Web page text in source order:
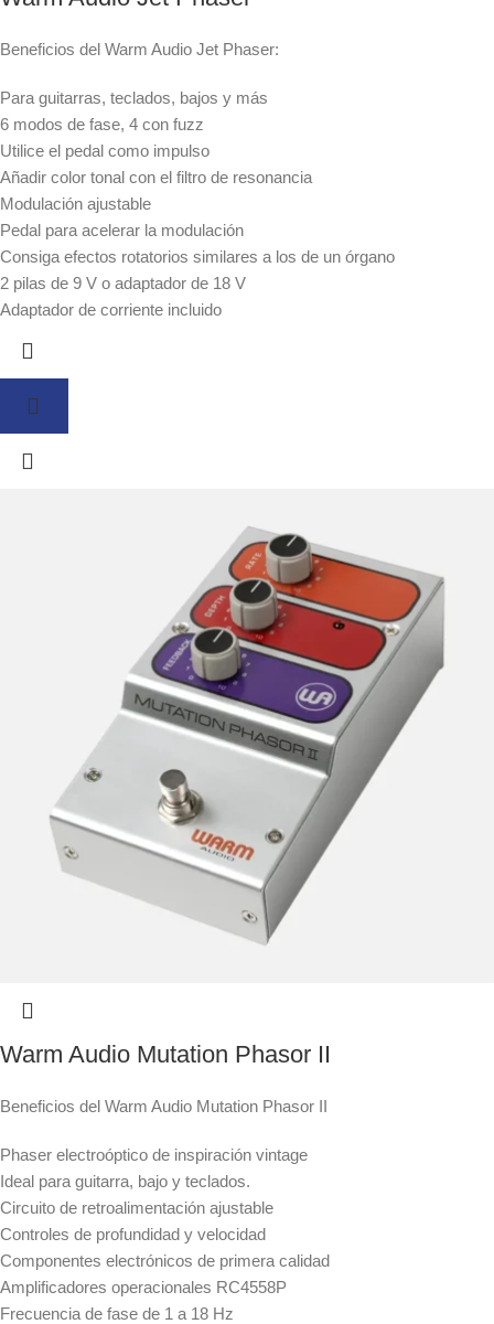
Beneficios del Warm Audio Jet Phaser:
Para guitarras, teclados, bajos y más
6 modos de fase, 4 con fuzz
Utilice el pedal como impulso
Añadir color tonal con el filtro de resonancia
Modulación ajustable
Pedal para acelerar la modulación
Consiga efectos rotatorios similares a los de un órgano
2 pilas de 9 V o adaptador de 18 V
Adaptador de corriente incluido
Warm Audio Mutation Phasor II
Beneficios del Warm Audio Mutation Phasor II
Phaser electroóptico de inspiración vintage
Ideal para guitarra, bajo y teclados.
Circuito de retroalimentación ajustable
Controles de profundidad y velocidad
Componentes electrónicos de primera calidad
Amplificadores operacionales RC4558P
Frecuencia de fase de 1 a 18 Hz